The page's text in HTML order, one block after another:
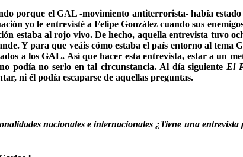
porque el GAL -movimiento antiterrorista- había
yo le entrevisté a Felipe González cuando sus
estaba al rojo vivo. De hecho, aquella entrevista tuvo
Y para que veáis cómo estaba el país entorno al tema
a los GAL. Así que hacer esta entrevista, estar a un
podía no serlo en tal circunstancia. Al día siguiente El
ni él podía escaparse de aquellas preguntas.
nacionales e internacionales ¿Tiene una